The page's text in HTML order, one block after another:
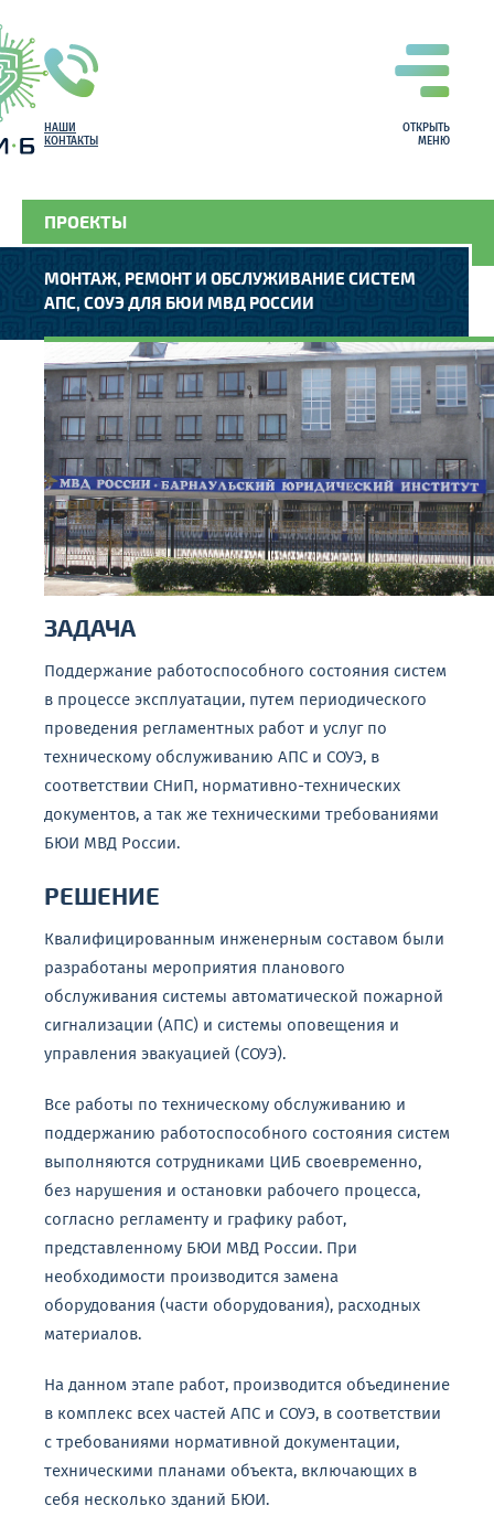
ОТКРЫТЬ
МЕНЮ
НАШИ
КОНТАКТЫ
ПРОЕКТЫ
МОНТАЖ, РЕМОНТ И ОБСЛУЖИВАНИЕ СИСТЕМ
АПС, СОУЭ ДЛЯ БЮИ МВД РОССИИ
ЗАДАЧА
Поддержание работоспособного состояния систем
в процессе эксплуатации, путем периодического
проведения регламентных работ и услуг по
техническому обслуживанию АПС и СОУЭ, в
соответствии СНиП, нормативно-технических
документов, а так же техническими требованиями
БЮИ МВД России.
РЕШЕНИЕ
Квалифицированным инженерным составом были
разработаны мероприятия планового
обслуживания системы автоматической пожарной
сигнализации (АПС) и системы оповещения и
управления эвакуацией (СОУЭ).
Все работы по техническому обслуживанию и
поддержанию работоспособного состояния систем
выполняются сотрудниками ЦИБ своевременно,
без нарушения и остановки рабочего процесса,
согласно регламенту и графику работ,
представленному БЮИ МВД России. При
необходимости производится замена
оборудования (части оборудования), расходных
материалов.
На данном этапе работ, производится объединение
в комплекс всех частей АПС и СОУЭ, в соответствии
с требованиями нормативной документации,
техническими планами объекта, включающих в
себя несколько зданий БЮИ.